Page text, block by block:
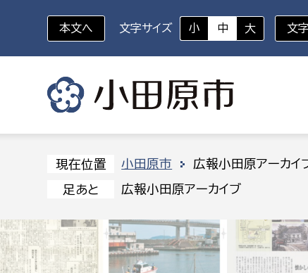
いざというときに
休日救急外来
対象者を選択
幼稚園児・保育園児
組織から探す
部に属さない室
秘書室
広報広聴室
企画
財政課
本文へ 文字サイズ 小 中 大 文
現在位置 小田原市 広報小田原アーカイ
足あと 広報小田原アーカイブ